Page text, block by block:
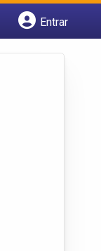
Entrar